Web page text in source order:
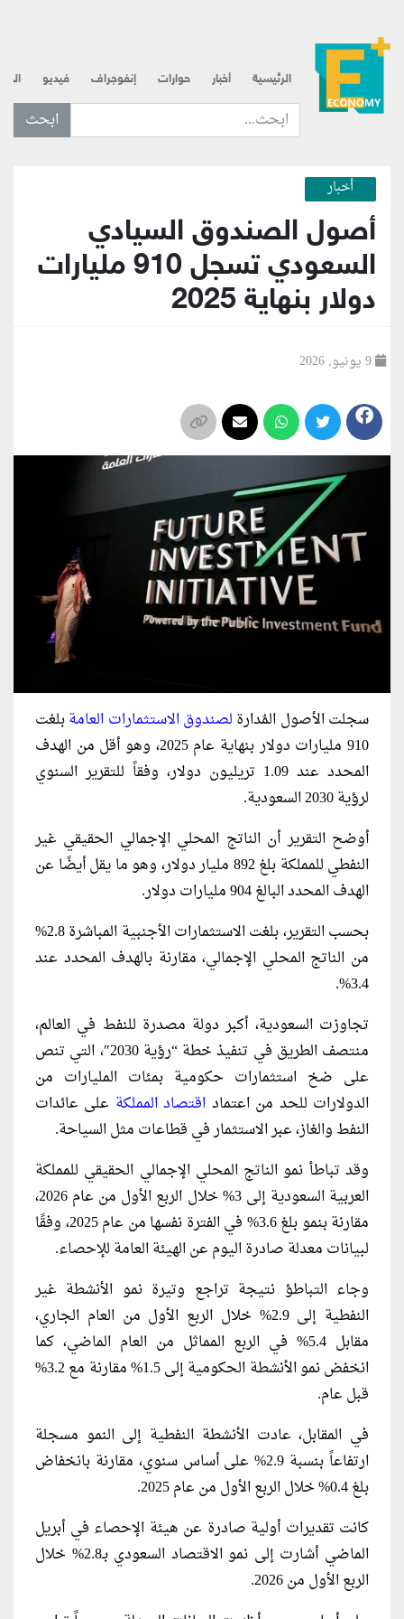
الرئيسية أخبار حوارات إنفوجراف فيديو
ابحث عن... :
أخبار
أصول الصندوق السيادي
السعودي تسجل 910 مليارات
دولار بنهاية 2025
سجلت الأصول المُدارة لصندوق الاستثمارات العامةبلغت
910 مليارات دولار بنهاية عام 2025، وهو أقل من الهدف
المحدد عند 1.09 تريليون دولار، وفقاً للتقرير السنوي
لرؤية 2030 السعودية.
أوضح التقرير أن الناتج المحلي الإجمالي الحقيقي غير
النفطي للمملكة بلغ 892 مليار دولار، وهو ما يقل أيضًا عن
الهدف المحدد البالغ 904 مليارات دولار.
بحسب التقرير، بلغت الاستثمارات الأجنبية المباشرة 2.8%
من الناتج المحلي الإجمالي، مقارنة بالهدف المحدد عند
3.4%.
تجاوزت السعودية، أكبر دولة مصدرة للنفط في العالم،
منتصف الطريق في تنفيذ خطة “رؤية 2030″، التي تنص
على ضخ استثمارات حكومية بمئات المليارات من
الدولارات للحد من اعتماد اقتصاد المملكة على عائدات
النفط والغاز، عبر الاستثمار في قطاعات مثل السياحة.
وقد تباطأ نمو الناتج المحلي الإجمالي الحقيقي للمملكة
العربية السعودية إلى 3% خلال الربع الأول من عام 2026،
مقارنة بنمو بلغ 3.6% في الفترة نفسها من عام 2025، وفقًا
لبيانات معدلة صادرة اليوم عن الهيئة العامة للإحصاء.
وجاء التباطؤ نتيجة تراجع وتيرة نمو الأنشطة غير
النفطية إلى 2.9% خلال الربع الأول من العام الجاري،
مقابل 5.4% في الربع المماثل من العام الماضي، كما
انخفض نمو الأنشطة الحكومية إلى 1.5% مقارنة مع 3.2%
قبل عام.
في المقابل، عادت الأنشطة النفطية إلى النمو مسجلة
ارتفاعاً بنسبة 2.9% على أساس سنوي، مقارنة بانخفاض
بلغ 0.4% خلال الربع الأول من عام 2025.
كانت تقديرات أولية صادرة عن هيئة الإحصاء في أبريل
الماضي أشارت إلى نمو الاقتصاد السعودي بـ2.8% خلال
الربع الأول من 2026.